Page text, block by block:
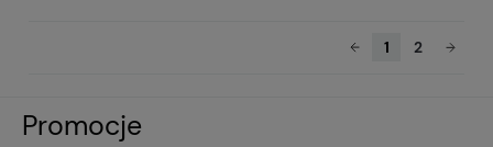
1 2
Promocje